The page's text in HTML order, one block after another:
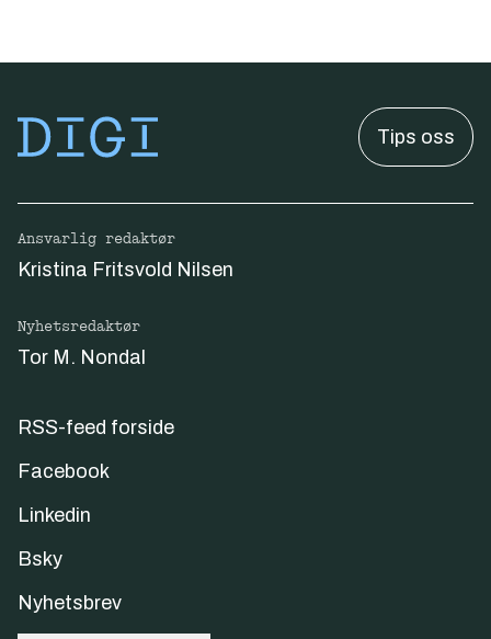
Tips oss
Ansvarlig redaktør
Kristina Fritsvold Nilsen
Nyhetsredaktør
Tor M. Nondal
RSS-feed forside
Facebook
Linkedin
Bsky
Nyhetsbrev